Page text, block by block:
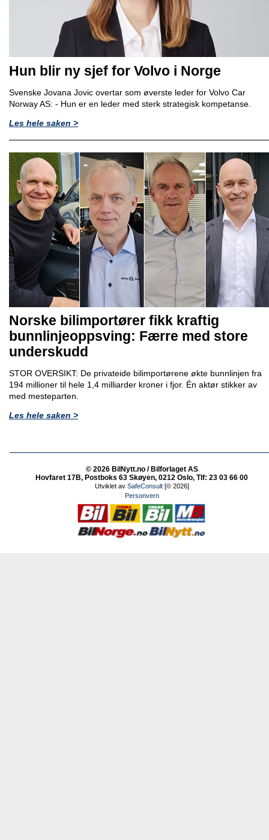
Hun blir ny sjef for Volvo i Norge
Svenske Jovana Jovic overtar som øverste leder for Volvo Car
Norway AS: - Hun er en leder med sterk strategisk kompetanse.
Les hele saken >
Norske bilimportører fikk kraftig
bunnlinjeoppsving: Færre med store
underskudd
STOR OVERSIKT: De privateide bilimportørene økte bunnlinjen fra
194 millioner til hele 1,4 milliarder kroner i fjor. Én aktør stikker av
med mesteparten.
Les hele saken >
© 2026 BilNytt.no / Bilforlaget AS
Hovfaret 17B, Postboks 63 Skøyen, 0212 Oslo, Tlf: 23 03 66 00
Utviklet av SafeConsult[© 2026]
Personvern